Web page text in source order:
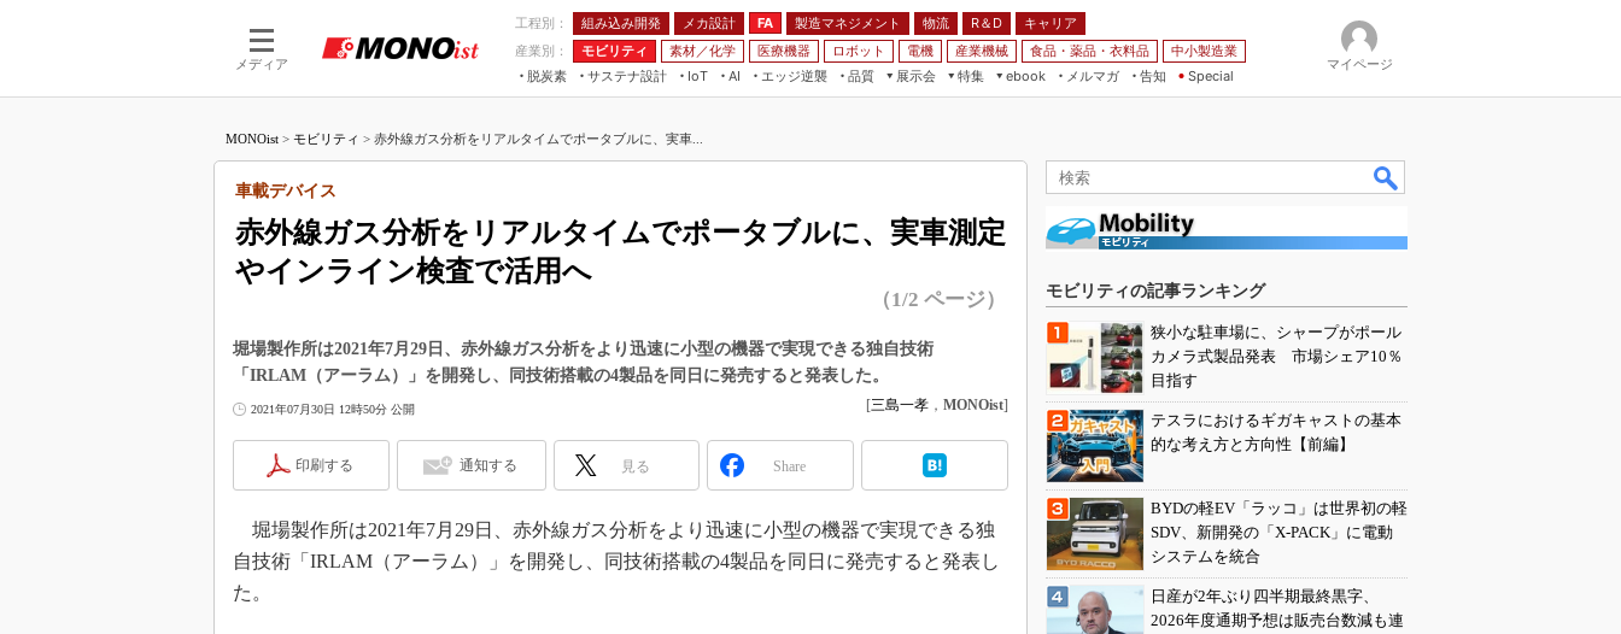
メディア
工程別： 組み込み開発 メカ設計 FA 製造マネジメント 物流 R＆D
キャリア
産業別：
モビリティ 素材／化学 医療機器 ロボット 電機 産業機械 食品・薬品・衣料品
中小製造業
脱炭素
サステナ設計
IoT
つながる工場
AI
AI×設備保全
エッジ逆襲 品質
展示会
JIMTOF
IIFES
TECHNO-FRONTIER
人テク展
日本ものづくりワールド
AUTOMOTIVE WORLD
産業オープンネット展
特集
フィールドサービス
組み込みモデリング
車載ソフト開発
ISO26262
3Dプリンタ
ebook
モビリティ
メルマガ
告知 Special
マイページ
MONOist > モビリティ > 赤外線ガス分析をリアルタイムでポータブルに、実車...
赤外線ガス分析をリアルタイムでポータブルに、実車測定
やインライン検査で活用へ
車載デバイス
（1/2 ページ）
堀場製作所は2021年7月29日、赤外線ガス分析をより迅速に小型の機器で実現できる独自技術
「IRLAM（アーラム）」を開発し、同技術搭載の4製品を同日に発売すると発表した。
2021年07月30日 12時50分 公開 [三島一孝 ， MONOist]
印刷する 通知する 見る Share
堀場製作所は2021年7月29日、赤外線ガス分析をより迅速に小型の機器で実現できる独
自技術「IRLAM（アーラム）」を開発し、同技術搭載の4製品を同日に発売すると発表し
た。
モビリティの記事ランキング
狭小な駐車場に、シャープがポール
カメラ式製品発表 市場シェア10％
目指す
テスラにおけるギガキャストの基本
的な考え方と方向性【前編】
BYDの軽EV「ラッコ」は世界初の軽
SDV、新開発の「X-PACK」に電動
システムを統合
日産が2年ぶり四半期最終黒字、
2026年度通期予想は販売台数減も連